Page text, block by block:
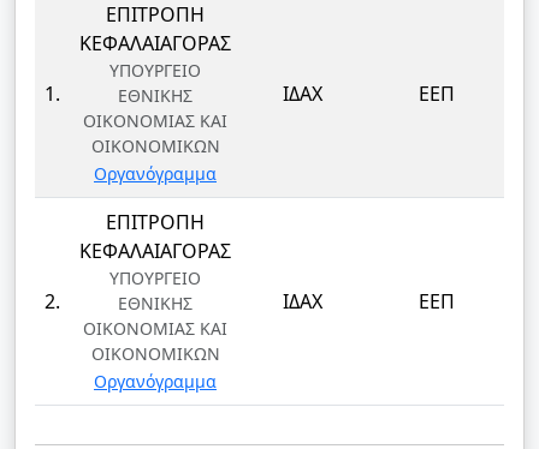
1.
ΕΠΙΤΡΟΠΗ
ΚΕΦΑΛΑΙΑΓΟΡΑΣ
ΥΠΟΥΡΓΕΙΟ
ΕΘΝΙΚΗΣ
ΟΙΚΟΝΟΜΙΑΣ ΚΑΙ
ΟΙΚΟΝΟΜΙΚΩΝ
Οργανόγραμμα
ΙΔΑΧ ΕΕΠ
2.
ΕΠΙΤΡΟΠΗ
ΚΕΦΑΛΑΙΑΓΟΡΑΣ
ΥΠΟΥΡΓΕΙΟ
ΕΘΝΙΚΗΣ
ΟΙΚΟΝΟΜΙΑΣ ΚΑΙ
ΟΙΚΟΝΟΜΙΚΩΝ
Οργανόγραμμα
ΙΔΑΧ ΕΕΠ